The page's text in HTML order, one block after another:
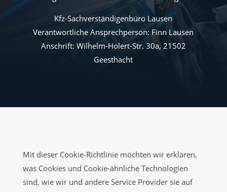
Kfz-Sachverständigenbüro Lausen
Verantwortliche Ansprechperson: Finn Lausen
Anschrift: Wilhelm-Holert-Str. 30a, 21502
Geesthacht
Mit dieser Cookie-Richtlinie möchten wir erklären,
was Cookies und Cookie-ähnliche Technologien
sind, wie wir und andere Service Provider sie auf